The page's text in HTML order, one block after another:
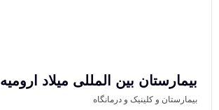
بیمارستان بین المللی میلاد ارومیه
بیمارستان و کلینیک و درمانگاه